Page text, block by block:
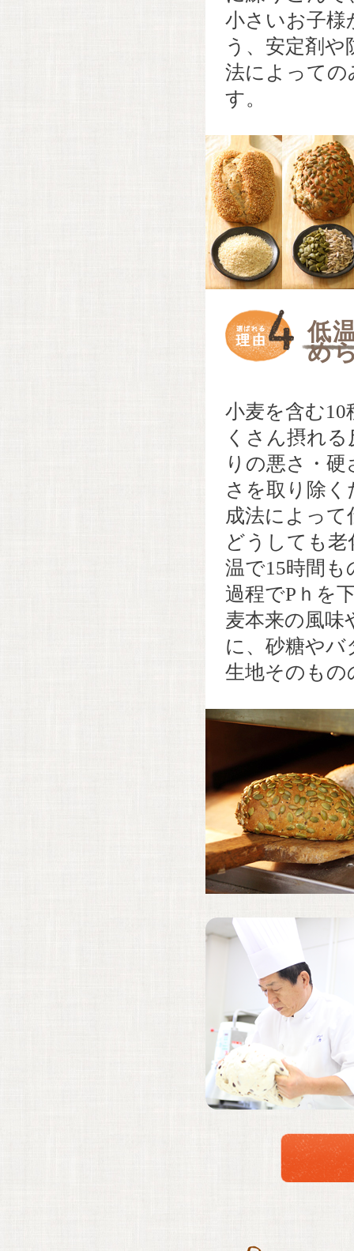
小さいお子様
う、安定剤
法によっての
す。
低
め
小麦を含む
くさん摂れ
りの悪さ・
さを取り除
成法によっ
どうしても
温で15時間
過程でPｈを
麦本来の風
に、砂糖や
生地そのもの